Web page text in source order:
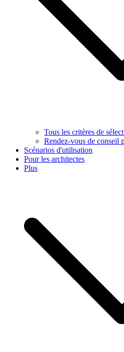
Tous les critères de
Rendez-vous de conseil
Scénarios d'utilisation
Pour les architectes
Plus